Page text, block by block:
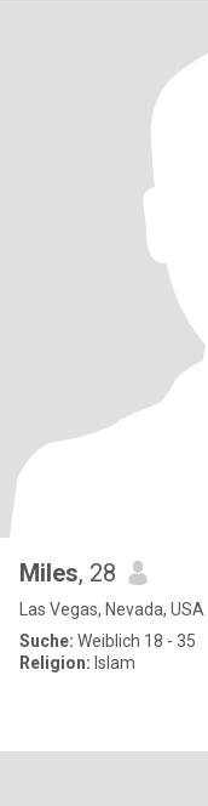
Miles, 28
Las Vegas, Nevada, USA
Suche: Weiblich 18 - 35
Religion: Islam